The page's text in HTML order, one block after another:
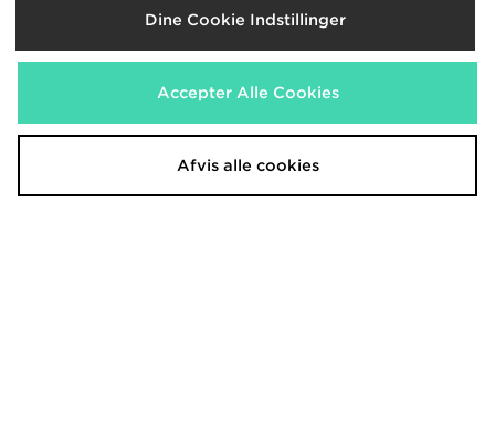
Dine Cookie Indstillinger
Accepter Alle Cookies
Afvis alle cookies